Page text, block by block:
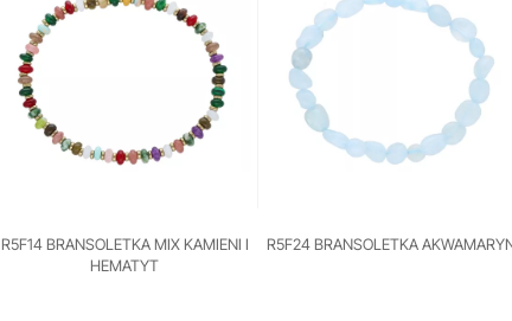
R5F14 BRANSOLETKA MIX KAMIENI I
HEMATYT
R5F24 BRANSOLETKA